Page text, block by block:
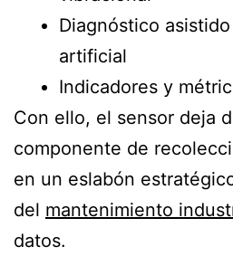
Diagnóstico
artificial
Indicadores y
Con ello, el sensor deja
componente de
en un eslabón
del mantenimiento
datos.